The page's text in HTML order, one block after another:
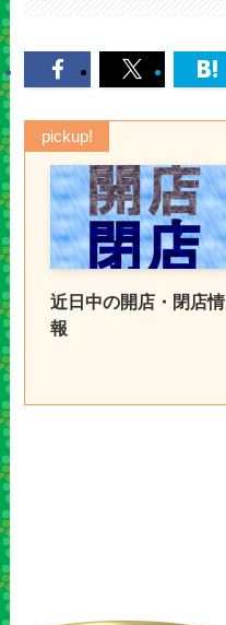
pickup!
近日中の開店・閉店情
報